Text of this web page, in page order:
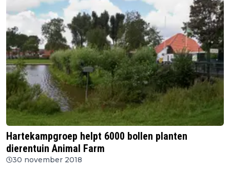
Hartekampgroep helpt 6000 bollen planten
dierentuin Animal Farm
30 november 2018